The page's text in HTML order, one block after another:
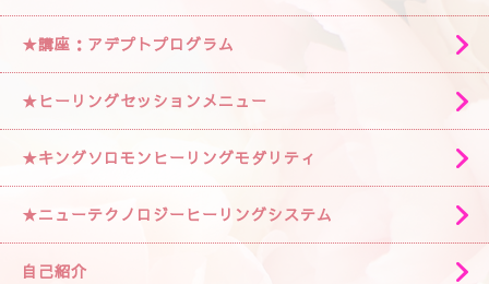
★講座：アデプトプログラム
★ヒーリングセッションメニュー
★キングソロモンヒーリングモダリティ
★ニューテクノロジーヒーリングシステム
自己紹介